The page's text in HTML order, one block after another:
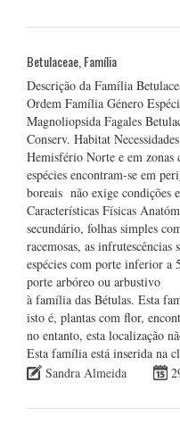
Betulaceae, Família
Descrição da Família
Ordem Família Género
Magnoliopsida Fagales
Conserv. Habitat
Hemisfério Norte e em
espécies encontram-se em
boreais não exige condições
Características Físicas
secundário, folhas simples
racemosas, as infrutescências
espécies com porte inferior a
porte arbóreo ou arbustivo
à família das Bétulas. Esta
isto é, plantas com flor,
no entanto, esta localização
Esta família está inserida na
Sandra Almeida